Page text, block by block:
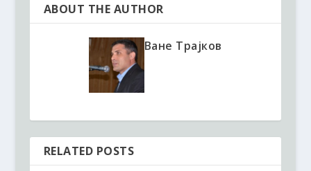
ABOUT THE AUTHOR
Ване Трајков
RELATED POSTS